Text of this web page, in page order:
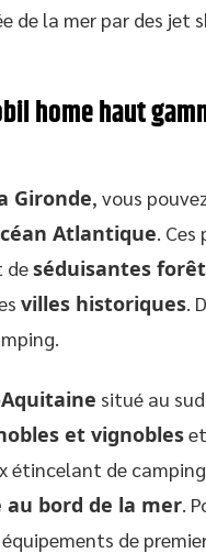
de la mer par des jet
home haut
Gironde, vous
Atlantique.
deséduisantes
villes historiques.
situé au
et vignobleset
étincelant de
au bord de la mer.
de